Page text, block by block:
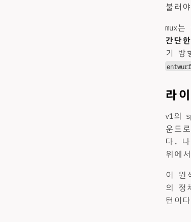
불러
mux
간단
기 방
라
v1의
운드
다.
위에
이 원
의 정
턴이